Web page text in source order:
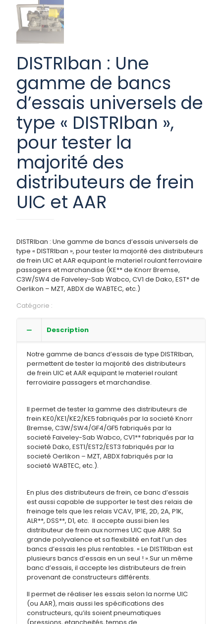
DISTRIban : Une
gamme de bancs
d’essais universels de
type « DISTRIban »,
pour tester la
majorité des
distributeurs de frein
UIC et AAR
DISTRIban : Une gamme de bancs d’essais universels de
type « DISTRIban », pour tester la majorité des distributeurs
de frein UIC et AAR equipant le materiel roulant ferroviaire
passagers et marchandise (KE** de Knorr Bremse,
C3W/SW4 de Faiveley-Sab Wabco, CV1 de Dako, EST* de
Oerlikon – MZT, ABDX de WABTEC, etc.)
Catégorie :
Description
Notre gamme de bancs d’essais de type DISTRIban,
permettent de tester la majorité des distributeurs
de frein UIC et AAR equipant le materiel roulant
ferroviaire passagers et marchandise.
Il permet de tester la gamme des distributeurs de
frein KE0/KE1/KE2/KE5 fabriqués par la societé Knorr
Bremse, C3W/SW4/GF4/GF5 fabriqués par la
societé Faiveley-Sab Wabco, CV1** fabriqués par la
societé Dako, EST1/EST2/EST3 fabriqués par la
societé Oerlikon – MZT, ABDX fabriqués par la
societé WABTEC, etc.).
En plus des distributeurs de frein, ce banc d’essais
est aussi capable de supporter le test des relais de
freinage tels que les relais VCAV, 1P1E, 2D, 2A, P1K,
ALR**, DSS**, D1, etc. Il accepte aussi bien les
distributeur de frein aux normes UIC que ARR. Sa
grande polyvalence et sa flexibilité en fait l’un des
bancs d’essais les plus rentables. « Le DISTRIban est
plusieurs bancs d’essais en un seul ! ».Sur un même
banc d’essais, il accepte les distributeurs de frein
provenant de constructeurs différents.
Il permet de réaliser les essais selon la norme UIC
(ou AAR), mais aussi les spécifications des
constructeurs, qu’ils soient pneumatiques